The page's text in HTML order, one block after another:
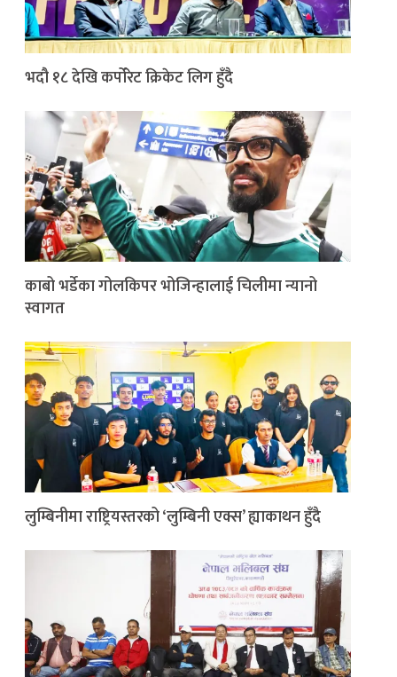
भदौ १८ देखि कर्पोरेट क्रिकेट लिग हुँदै
काबो भर्डेका गोलकिपर भोजिन्हालाई चिलीमा न्यानो
स्वागत
लुम्बिनीमा राष्ट्रियस्तरको ‘लुम्बिनी एक्स’ ह्याकाथन हुँदै